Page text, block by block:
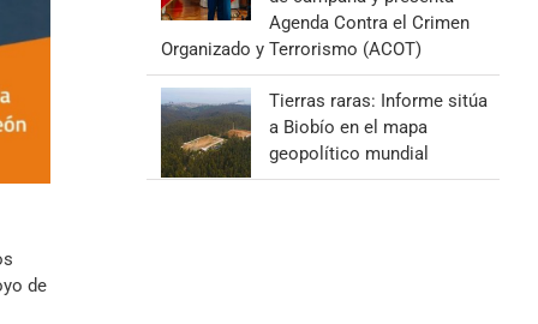
de
Agenda Contra el Crimen
Organizado y Terrorismo (ACOT)
Tierras raras: Informe sitúa
a Biobío en el mapa
geopolítico mundial